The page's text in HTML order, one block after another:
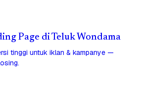
Page di Teluk Wondama
tinggi untuk iklan & kampanye —